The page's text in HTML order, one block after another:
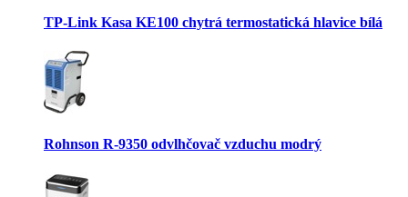
TP-Link Kasa KE100 chytrá termostatická hlavice bílá
Rohnson R-9350 odvlhčovač vzduchu modrý